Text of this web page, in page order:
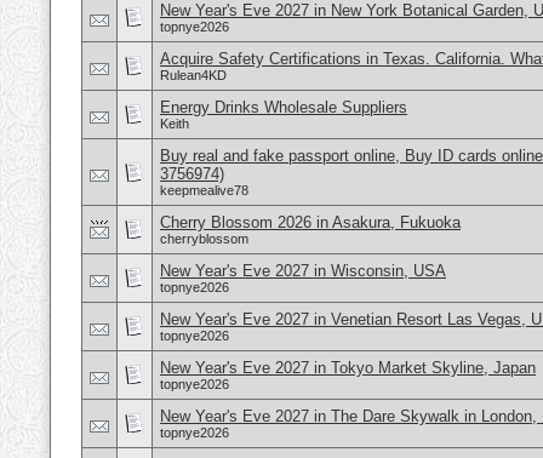
New Year's Eve 2027 in New York Botanical Garden,
topnye2026
Acquire Safety Certifications in Texas. California.
Rulean4KD
Energy Drinks Wholesale Suppliers
Keith
Buy real and fake passport online, Buy ID cards
3756974)
keepmealive78
Cherry Blossom 2026 in Asakura, Fukuoka
cherryblossom
New Year's Eve 2027 in Wisconsin, USA
topnye2026
New Year's Eve 2027 in Venetian Resort Las Vegas,
topnye2026
New Year's Eve 2027 in Tokyo Market Skyline, Japan
topnye2026
New Year's Eve 2027 in The Dare Skywalk in London,
topnye2026